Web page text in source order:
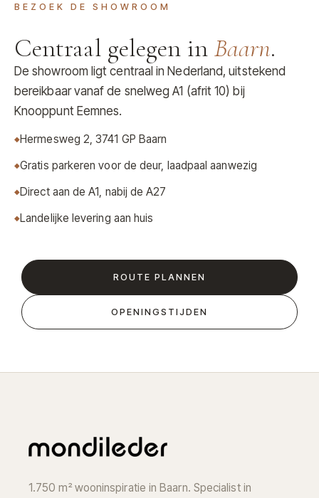
BEZOEK DE SHOWROOM
Centraal gelegen in Baarn.
De showroom ligt centraal in Nederland, uitstekend
bereikbaar vanaf de snelweg A1 (afrit 10) bij
Knooppunt Eemnes.
Hermesweg 2, 3741 GP Baarn
Gratis parkeren voor de deur, laadpaal aanwezig
Direct aan de A1, nabij de A27
Landelijke levering aan huis
ROUTE PLANNEN
OPENINGSTIJDEN
1.750 m² wooninspiratie in Baarn. Specialist in